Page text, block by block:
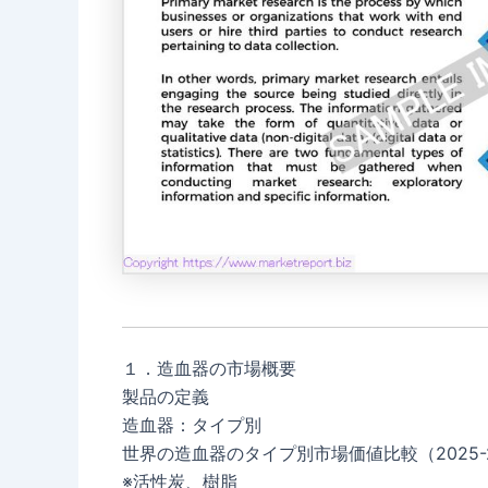
１．造血器の市場概要
製品の定義
造血器：タイプ別
世界の造血器のタイプ別市場価値比較（
※活性炭、樹脂